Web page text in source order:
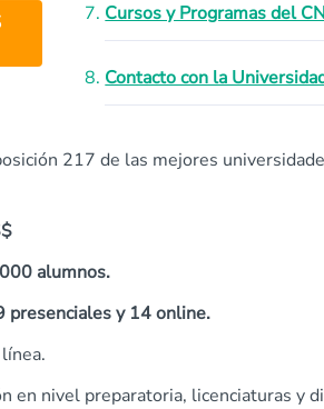
Cursos y Programas del
Contacto con la
217 de las mejores
alumnos.
presenciales y 14 online.
en nivel preparatoria, licenciaturas y